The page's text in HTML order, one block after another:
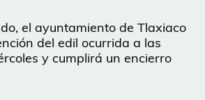
el ayuntamiento de Tlaxiaco
del edil ocurrida a las
y cumplirá un encierro